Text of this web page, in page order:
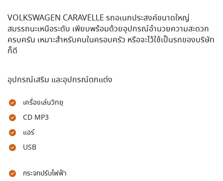
VOLKSWAGEN CARAVELLE รถอเนกประสงค์ขนาดใหญ่
สมรรถนะเหนือระดับ เพียบพร้อมด้วยอุปกรณ์อำนวยความสะดวก
ครบครัน เหมาะสำหรับคนในครอบครัว หรือจะไว้ใช้เป็นรถของบริษัท
ก็ดี
อุปกรณ์เสริม และอุปกรณ์ตกแต่ง
เครื่องเล่นวิทยุ
CD MP3
แอร์
USB
กระจกปรับไฟฟ้า